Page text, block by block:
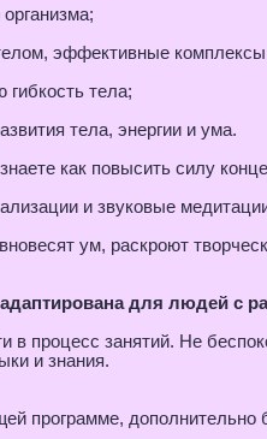
эффективные комплексы
тела;
тела, энергии и ума.
как повысить силу
и звуковые
ум, раскроют
для людей с
процесс занятий. Не
и знания.
программе,